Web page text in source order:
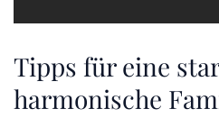
Tipps für eine
harmonische